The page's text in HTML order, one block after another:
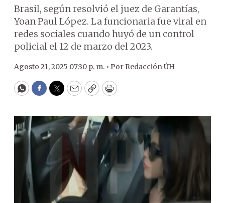
Brasil, según resolvió el juez de Garantías,
Yoan Paul López. La funcionaria fue viral en
redes sociales cuando huyó de un control
policial el 12 de marzo del 2023.
Agosto 21, 2025 07:30 p. m. • Por Redacción ÚH
WhatsApp
Facebook
Twitter
EmailCopyPrint